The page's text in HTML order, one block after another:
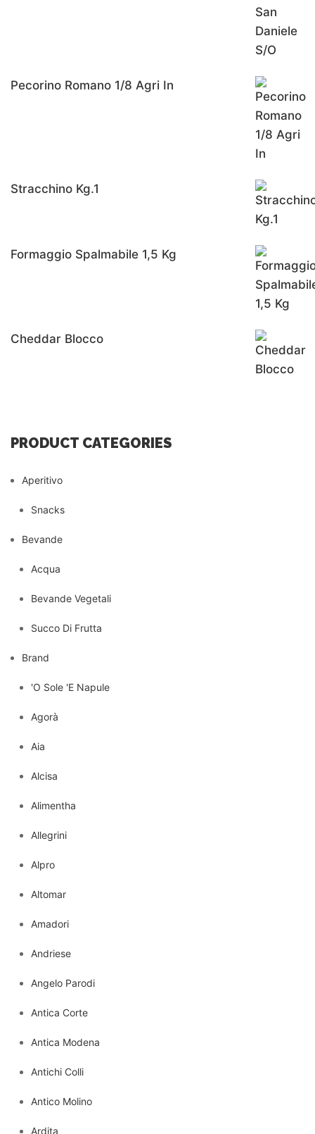
Pecorino Romano 1/8 Agri In
Stracchino Kg.1
Formaggio Spalmabile 1,5 Kg
Cheddar Blocco
PRODUCT CATEGORIES
Aperitivo
Snacks
Bevande
Acqua
Bevande Vegetali
Succo Di Frutta
Brand
'O Sole 'E Napule
Agorà
Aia
Alcisa
Alimentha
Allegrini
Alpro
Altomar
Amadori
Andriese
Angelo Parodi
Antica Corte
Antica Modena
Antichi Colli
Antico Molino
Ardita